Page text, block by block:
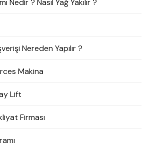
Nereden Yapılır ?
Makina
Lift
Firması